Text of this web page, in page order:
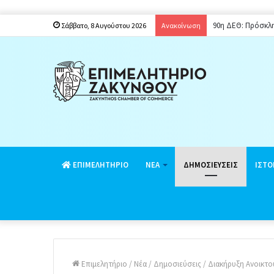
Σάββατο, 8 Αυγούστου 2026 Ανακοίνωση Παράταση
EΠΙΜΕΛΗΤΗΡΙΟ ΝΕΑ ΔΗΜΟΣΙΕΥΣΕΙΣ
Επιμελητήριο / Νέα / Δημοσιεύσεις / Διακήρυξη